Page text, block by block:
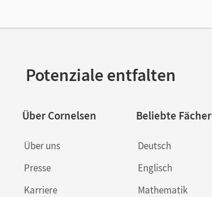
Potenziale entfalten
Über Cornelsen
Über uns
Presse
Karriere
Beliebte Fächer
Deutsch
Englisch
Mathematik